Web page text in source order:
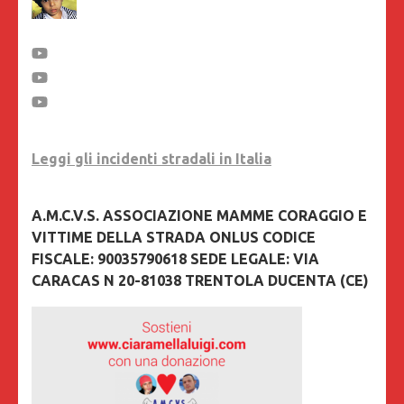
Leggi gli incidenti stradali in Italia
A.M.C.V.S. ASSOCIAZIONE MAMME CORAGGIO E
VITTIME DELLA STRADA ONLUS CODICE
FISCALE: 90035790618 SEDE LEGALE: VIA
CARACAS N 20-81038 TRENTOLA DUCENTA (CE)